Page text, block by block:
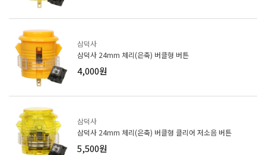
삼덕사
삼덕사 24mm 체리(은축) 버클형 버튼
4,000원
삼덕사
삼덕사 24mm 체리(은축) 버클형 클리어 저소음 버튼
5,500원